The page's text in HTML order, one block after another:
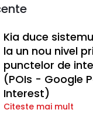
Kia duce
la un nou nivel
punctelor de
(POIs - Google
Interest)
Citeste mai mult